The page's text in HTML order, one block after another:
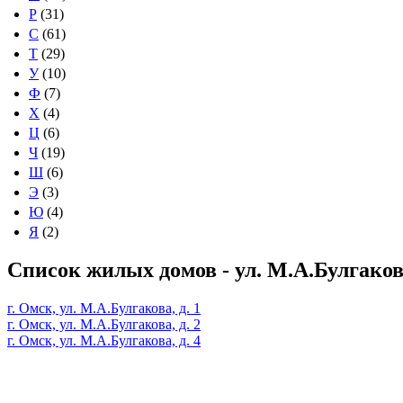
Р (31)
С (61)
Т (29)
У(10)
Ф (7)
Х (4)
Ц (6)
Ч (19)
Ш (6)
Э (3)
Ю (4)
Я (2)
Список жилых домов - ул.
г. Омск, ул. М.А.Булгакова, д. 1
г. Омск, ул. М.А.Булгакова, д. 2
г. Омск, ул. М.А.Булгакова, д. 4